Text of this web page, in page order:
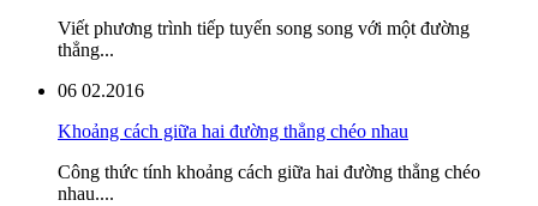
Viết phương trình tiếp tuyến song song với một đường
thẳng...
06 02.2016
Khoảng cách giữa hai đường thẳng chéo nhau
Công thức tính khoảng cách giữa hai đường thẳng chéo
nhau....